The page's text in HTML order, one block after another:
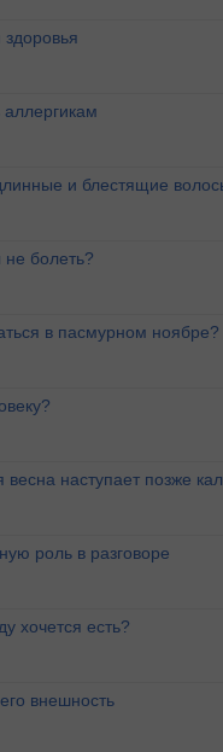
и блестящие
не болеть?
в пасмурном ноябре?
наступает позже
роль в разговоре
хочется есть?
внешность